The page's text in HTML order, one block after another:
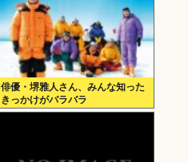
俳優・堺雅人さん、みんな知った
きっかけがバラバラ